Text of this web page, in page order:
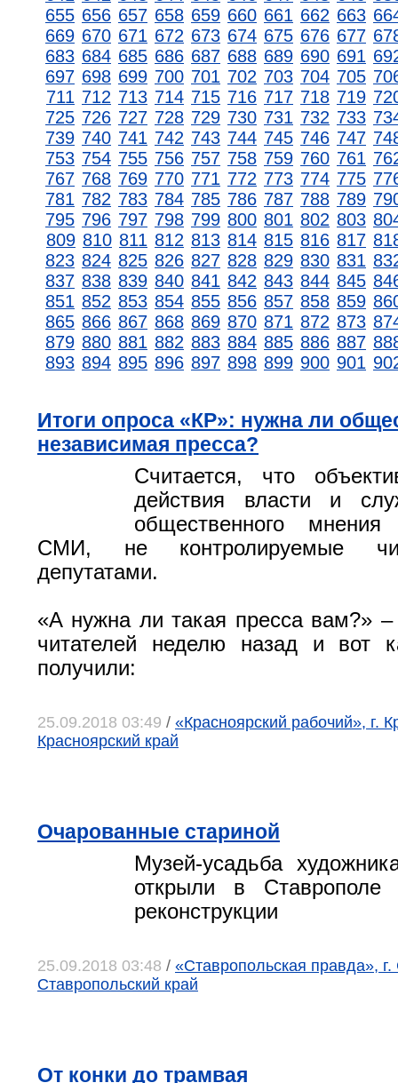
655 656 657 658 659 660 661 662 663
669 670 671 672 673 674 675 676 677
683 684 685 686 687 688 689 690 691
697 698 699 700 701 702 703 704 705
711 712 713 714 715 716 717 718 719
725 726 727 728 729 730 731 732 733
739 740 741 742 743 744 745 746 747
753 754 755 756 757 758 759 760 761
767 768 769 770 771 772 773 774 775
781 782 783 784 785 786 787 788 789
795 796 797 798 799 800 801 802 803
809 810 811 812 813 814 815 816 817
823 824 825 826 827 828 829 830 831
837 838 839 840 841 842 843 844 845
851 852 853 854 855 856 857 858 859
865 866 867 868 869 870 871 872 873
879 880 881 882 883 884 885 886 887
893 894 895 896 897 898 899 900 901
Итоги опроса «КР»: нужна ли
независимая пресса?
Считается, что
действия власти и
общественного
СМИ, не контролируемые
депутатами.
«А нужна ли такая пресса вам?»
читателей неделю назад и вот
получили:
25.09.2018 03:49 / «Красноярский рабочий», г.
Красноярский край
Очарованные стариной
Музей-усадьба
открыли в
реконструкции
25.09.2018 03:48 / «Ставропольская правда»,
Ставропольский край
От конки до трамвая